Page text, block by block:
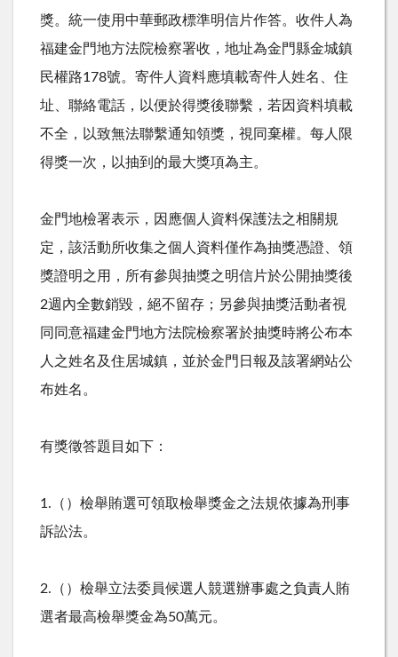
獎。統一使用中華郵政標準明信片作答。收件人為
福建金門地方法院檢察署收，地址為金門縣金城鎮
民權路178號。寄件人資料應填載寄件人姓名、住
址、聯絡電話，以便於得獎後聯繫，若因資料填載
不全，以致無法聯繫通知領獎，視同棄權。每人限
得獎一次，以抽到的最大獎項為主。
金門地檢署表示，因應個人資料保護法之相關規
定，該活動所收集之個人資料僅作為抽獎憑證、領
獎證明之用，所有參與抽獎之明信片於公開抽獎後
2週內全數銷毀，絕不留存；另參與抽獎活動者視
同同意福建金門地方法院檢察署於抽獎時將公布本
人之姓名及住居城鎮，並於金門日報及該署網站公
布姓名。
有獎徵答題目如下：
1.（）檢舉賄選可領取檢舉獎金之法規依據為刑事
訴訟法。
2.（）檢舉立法委員候選人競選辦事處之負責人賄
選者最高檢舉獎金為50萬元。